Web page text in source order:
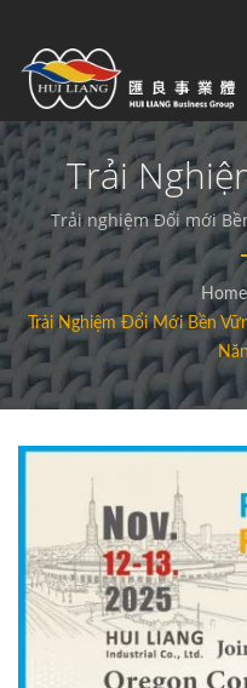
Trải
Vững Với
Chợ
Portland |
Nhà Sản
Trải nghiệm Đổi mới
Vải Chức năng
loại vải và vật liệu
Home
Trải Nghiệm Đổi Mới Bền